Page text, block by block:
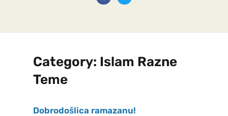
Category: Islam Razne
Teme
Dobrodošlica ramazanu!